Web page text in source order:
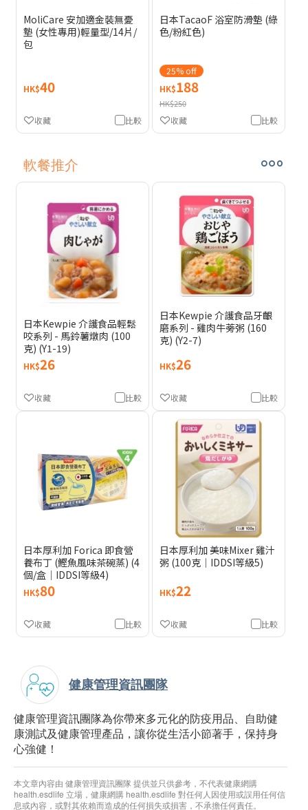
MoliCare 安加適金裝無憂
墊 (女性專用)輕量型/14片/
包
HK$40
比較
收藏
日本TacaoF 浴室防滑墊 (綠
色/粉紅色)
25% off
HK$188
HK$250
比較
收藏
軟餐推介
日本Kewpie 介護食品輕鬆
咬系列 - 馬鈴薯燉肉 (100
克) (Y1-19)
HK$26
比較
收藏
日本Kewpie 介護食品牙齦
磨系列 - 雞肉牛蒡粥 (160
克) (Y2-7)
HK$26
比較
收藏
日本厚利加 Forica 即食營
養布丁 (鰹魚風味茶碗蒸) (4
個/盒｜IDDSI等級4)
HK$80
比較
收藏
日本厚利加 美味Mixer 雞汁
粥 (100克｜IDDSI等級5)
HK$22
比較
收藏
健康管理資訊團隊
健康管理資訊團隊為你帶來多元化的防疫用品、自助健
康測試及健康管理產品，讓你從生活小節著手，保持身
心強健！
本文章內容由 健康管理資訊團隊 提供並只供參考，不代表健康網購
health.esdlife 立場，健康網購 health.esdlife 對任何人因使用或誤用任何信
息或內容，或對其依賴而造成的任何損失或損害，不承擔任何責任。